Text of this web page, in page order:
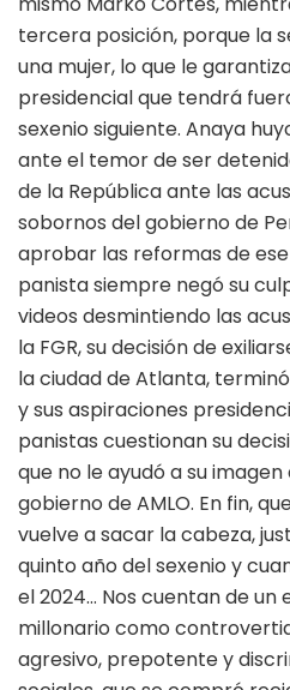
tercera posición, porque la
una mujer, lo que le
presidencial que tendrá
sexenio siguiente. Anaya
ante el temor de ser
de la República ante las
sobornos del gobierno de
aprobar las reformas de ese
panista siempre negó su
videos desmintiendo las
la FGR, su decisión de
la ciudad de Atlanta,
y sus aspiraciones
panistas cuestionan su
que no le ayudó a su
gobierno de AMLO. En fin,
vuelve a sacar la cabeza,
quinto año del sexenio y
el 2024… Nos cuentan de
millonario como
agresivo, prepotente y